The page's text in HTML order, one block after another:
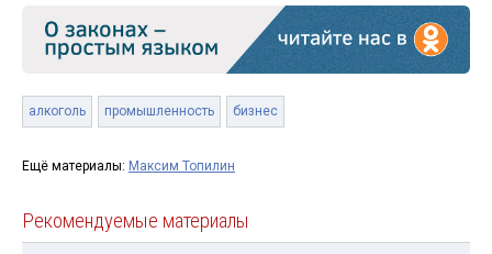
алкоголь промышленность бизнес
Ещё материалы: Максим Топилин
Рекомендуемые материалы